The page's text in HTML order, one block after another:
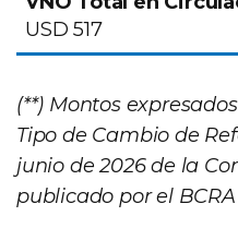
USD 517
(**) Montos
Tipo de Cambio de
junio de 2026 de la
publicado por el BCRA